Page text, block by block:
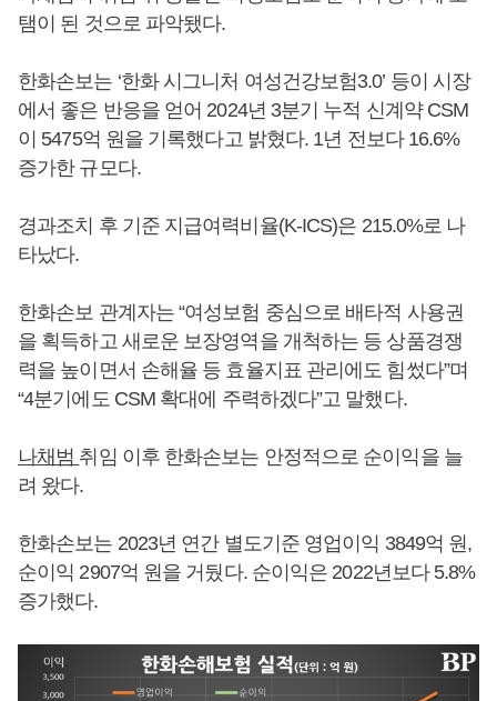
탬이 된 것으로 파악됐다.
한화손보는 ‘한화 시그니처 여성건강보험3.0’ 등이 시장
에서 좋은 반응을 얻어 2024년 3분기 누적 신계약 CSM
이 5475억 원을 기록했다고 밝혔다. 1년 전보다 16.6%
증가한 규모다.
경과조치 후 기준 지급여력비율(K-ICS)은 215.0%로 나
타났다.
한화손보 관계자는 “여성보험 중심으로 배타적 사용권
을 획득하고 새로운 보장영역을 개척하는 등 상품경쟁
력을 높이면서 손해율 등 효율지표 관리에도 힘썼다”며
“4분기에도 CSM 확대에 주력하겠다”고 말했다.
나채범 취임 이후 한화손보는 안정적으로 순이익을 늘
려 왔다.
한화손보는 2023년 연간 별도기준 영업이익 3849억 원,
순이익 2907억 원을 거뒀다. 순이익은 2022년보다 5.8%
증가했다.